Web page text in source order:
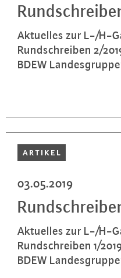
Aktuelles zur L-/H-
Rund­schrei­ben 2/
BDEW
ARTIKEL
03.05.2019
Aktuelles zur L-/H-
Rund­schrei­ben 1/
BDEW